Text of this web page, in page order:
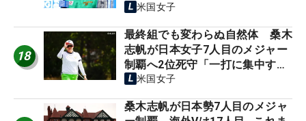
米国女子
18
最終組でも変わらぬ自然体 桑木
志帆が日本女子7人目のメジャー
制覇へ2位死守「一打に集中する
だけ」
米国女子
桑木志帆が日本勢7人目のメジャ